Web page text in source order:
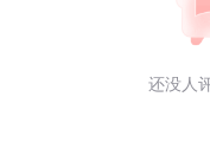
还没人